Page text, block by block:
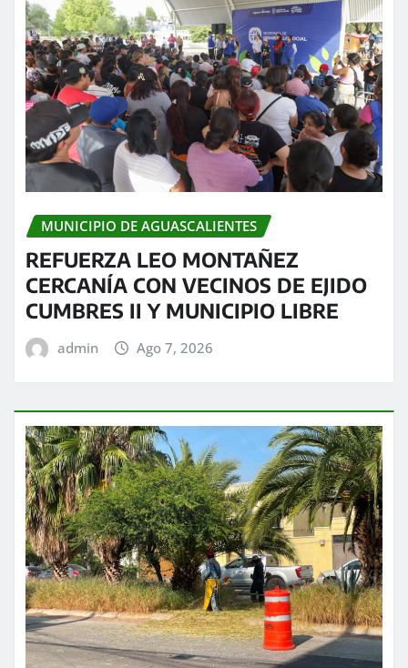
MUNICIPIO DE AGUASCALIENTES
REFUERZA LEO MONTAÑEZ
CERCANÍA CON VECINOS DE EJIDO
CUMBRES II Y MUNICIPIO LIBRE
admin Ago 7, 2026